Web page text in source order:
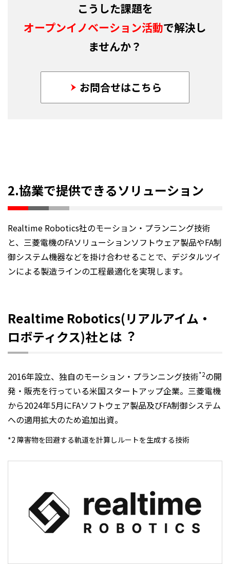
こうした課題を
オープンイノベーション活動で解決し
ませんか？
お問合せはこちら
2.協業で提供できるソリューション
Realtime Robotics社のモーション・プランニング技術
と、三菱電機のFAソリューションソフトウェア製品やFA制
御システム機器などを掛け合わせることで、デジタルツイ
ンによる製造ラインの工程最適化を実現します。
Realtime Robotics(リアルアイム・
ロボティクス)社とは︖
2016年設立、独自のモーション・プランニング技術*2の開
発・販売を行っている米国スタートアップ企業。三菱電機
から2024年5月にFAソフトウェア製品及びFA制御システム
への適用拡大のため追加出資。
*2 障害物を回避する軌道を計算しルートを生成する技術